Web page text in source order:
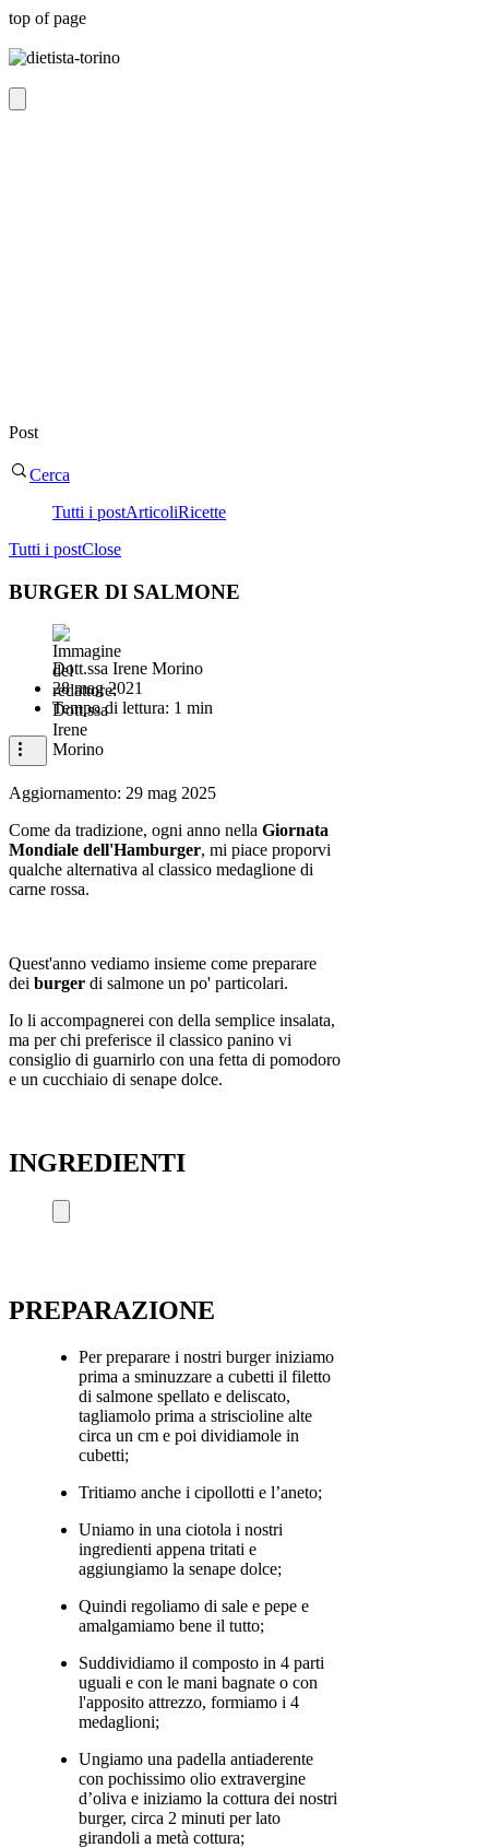
top of page
Post
Cerca
Tutti i postArticoliRicette
Tutti i postClose
BURGER DI SALMONE
Dott.ssa Irene Morino
28 mag 2021
Tempo di lettura: 1 min
Aggiornamento: 29 mag 2025
Come da tradizione, ogni anno nella Giornata
Mondiale dell'Hamburger, mi piace proporvi
qualche alternativa al classico medaglione di
carne rossa.
Quest'anno vediamo insieme come preparare
dei burger di salmone un po' particolari.
Io li accompagnerei con della semplice insalata,
ma per chi preferisce il classico panino vi
consiglio di guarnirlo con una fetta di pomodoro
e un cucchiaio di senape dolce.
INGREDIENTI
PREPARAZIONE
Per preparare i nostri burger iniziamo
prima a sminuzzare a cubetti il filetto
di salmone spellato e deliscato,
tagliamolo prima a striscioline alte
circa un cm e poi dividiamole in
cubetti;
Tritiamo anche i cipollotti e l’aneto;
Uniamo in una ciotola i nostri
ingredienti appena tritati e
aggiungiamo la senape dolce;
Quindi regoliamo di sale e pepe e
amalgamiamo bene il tutto;
Suddividiamo il composto in 4 parti
uguali e con le mani bagnate o con
l'apposito attrezzo, formiamo i 4
medaglioni;
Ungiamo una padella antiaderente
con pochissimo olio extravergine
d’oliva e iniziamo la cottura dei nostri
burger, circa 2 minuti per lato
girandoli a metà cottura;